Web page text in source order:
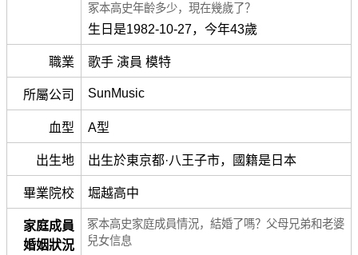
冢本高史年齡多少，現在幾歲了？
生日是1982-10-27，今年43歲
職業 歌手 演員 模特
所屬公司 SunMusic
血型 A型
出生地 出生於東京都·八王子市，國籍是日本
畢業院校 堀越高中
家庭成員
婚姻狀況
冢本高史家庭成員情況，結婚了嗎？父母兄弟和老婆
兒女信息